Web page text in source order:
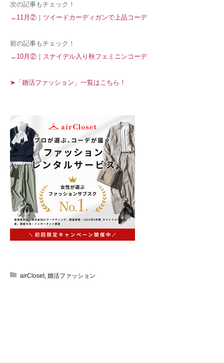
次の記事もチェック！
→11月②｜ツイードカーディガンで上品コーデ
前の記事もチェック！
→10月②｜スナイデル入り秋フェミニンコーデ
➤「婚活ファッション」一覧はこちら！
airCloset, 婚活ファッション